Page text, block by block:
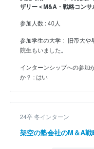
ザリー＜M&A・戦略コンサ
参加人数 : 40人
参加学生の大学 : 旧帝大や
院生もいました。
インターンシップへの参加
か？ : はい
24卒 冬インターン
架空の塾会社のM＆A戦